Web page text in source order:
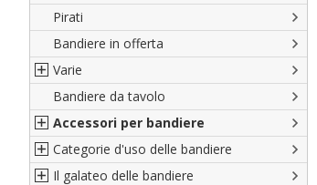
Italiane
Porte di Milano
Francesi
Americane
Britanniche
Resto del Mondo
Pirati
Bandiere in offerta
Varie
Bandiere del CICAP - Think Deep
Bandiere di Orgoglio Bresciano
Organizzazioni internazionali
Diplomatiche
Bandiere da tavolo
Accessori per bandiere
Accessori per bandiere
Accessori per bandiere da tavolo
Categorie d'uso delle bandiere
Bandiere segnavento
Il galateo delle bandiere